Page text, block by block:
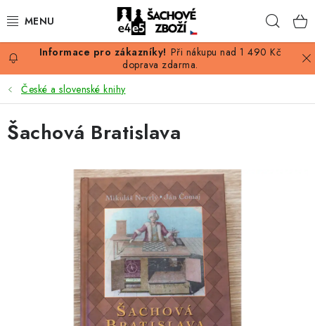
na
AKCE
ŠACHY
ŠACHOVÉ FIGURKY
ŠACHOVNICE
ŠACHOVÉ HODINY
ŠACHOVÉ KNIHY
ŠACHOVÝ ANTIKVARIÁT
ONLINE ŠACHY
Při nákupu nad 1 490 Kč
doprava zdarma.
České a slovenské knihy
Šachová Bratislava